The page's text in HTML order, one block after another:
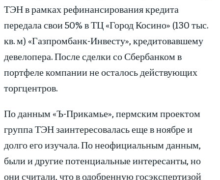
ТЭН в рамках рефинансирования кредита
передала свои 50% в ТЦ «Город Косино» (130 тыс.
кв. м) «Газпромбанк-Инвесту», кредитовавшему
девелопера. После сделки со Сбербанком в
портфеле компании не осталось действующих
торгцентров.
По данным «Ъ-Прикамье», пермским проектом
группа ТЭН заинтересовалась еще в ноябре и
долго его изучала. По неофициальным данным,
были и другие потенциальные интересанты, но
они считали, что в одобренную госэкспертизой